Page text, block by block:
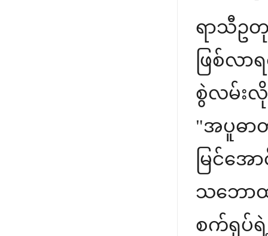
ရာသီဥတု
ဖြစ်လာ
စွဲလမ်းလို
"အပူဓ
မြင်အ
သဘောထ
စက်ရုပ်ရဲ့